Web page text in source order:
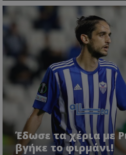
Έδωσε τα χέρια με
βγήκε το φιρμάνι!